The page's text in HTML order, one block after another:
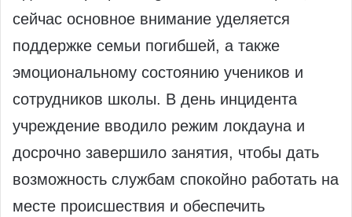
сейчас основное внимание уделяется
поддержке семьи погибшей, а также
эмоциональному состоянию учеников и
сотрудников школы. В день инцидента
учреждение вводило режим локдауна и
досрочно завершило занятия, чтобы дать
возможность службам спокойно работать на
месте происшествия и обеспечить